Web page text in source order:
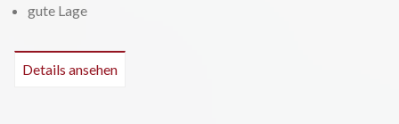
gute Lage
Details ansehen